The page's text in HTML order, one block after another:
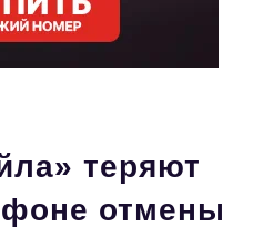
теряют
отмены